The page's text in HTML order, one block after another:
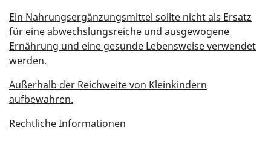
Ein Nahrungsergänzungsmittel sollte nicht als Ersatz
für eine abwechslungsreiche und ausgewogene
Ernährung und eine gesunde Lebensweise verwendet
werden.
Außerhalb der Reichweite von Kleinkindern
aufbewahren.
Rechtliche Informationen